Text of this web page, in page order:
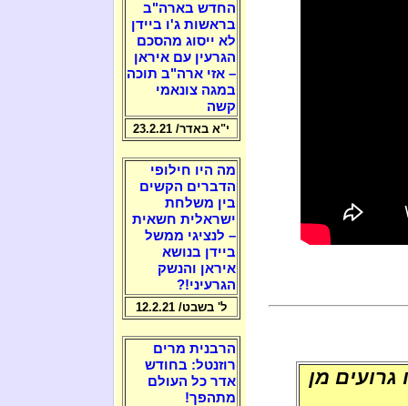
מן
החדש בארה"ב
בראשות ג'ו ביידן
לא ייסוג מהסכם
הגרעין עם איראן
– אזי ארה"ב תוכה
במגה צונאמי
קשה
י"א באדר/ 23.2.21
מה היו חילופי
הדברים הקשים
בין משלחת
ישראלית חשאית
– לנציגי ממשל
ביידן בנושא
איראן והנשק
הגרעיני!?
ל' בשבט/ 12.2.21
הרבנית מרים
רוזנטל: בחודש
אדר כל העולם
מתהפך!